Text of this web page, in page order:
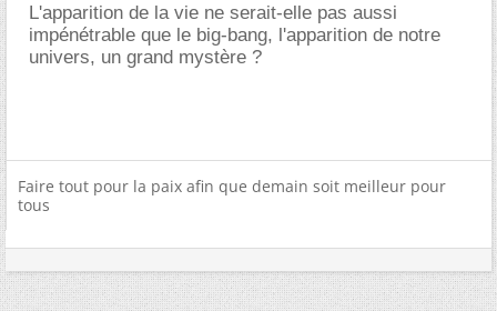
L'apparition de la vie ne serait-elle pas aussi
impénétrable que le big-bang, l'apparition de notre
univers, un grand mystère ?
Faire tout pour la paix afin que demain soit meilleur pour
tous